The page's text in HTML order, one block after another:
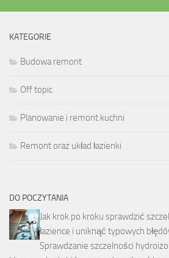
KATEGORIE
Budowa remont
Off topic
Planowanie i remont kuchni
Remont oraz układ łazienki
DO POCZYTANIA
Jak krok po kroku sprawdzić
łazience i uniknąć typowych
Sprawdzanie szczelności